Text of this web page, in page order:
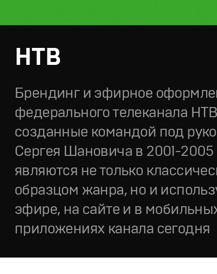
НТВ
Брендинг и эфирное
федерального телеканала
созданные командой под
Сергея Шановича в 2001-2005
являются не только
образцом жанра, но и
эфире, на сайте и в
приложениях канала сегодня